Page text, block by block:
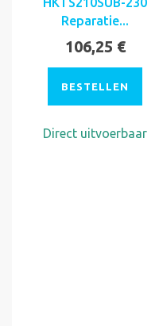
Reparatie...
106,25 €
BESTELLEN
Direct uitvoerbaar